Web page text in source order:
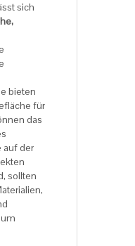
sich
bieten
für
das
auf der
sollten